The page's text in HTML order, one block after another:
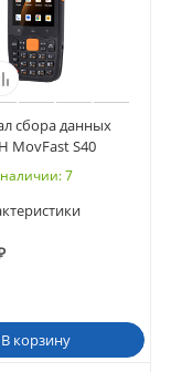
сбора данных
MovFast S40
наличии: 7
В корзину